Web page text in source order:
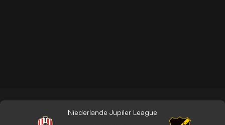
Niederlande Jupiler League